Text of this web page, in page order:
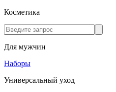
Косметика
Для мужчин
Наборы
Универсальный уход